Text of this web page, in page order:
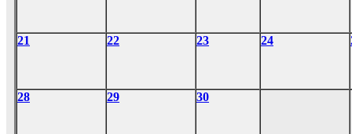
21 22 23 24
28 29 30